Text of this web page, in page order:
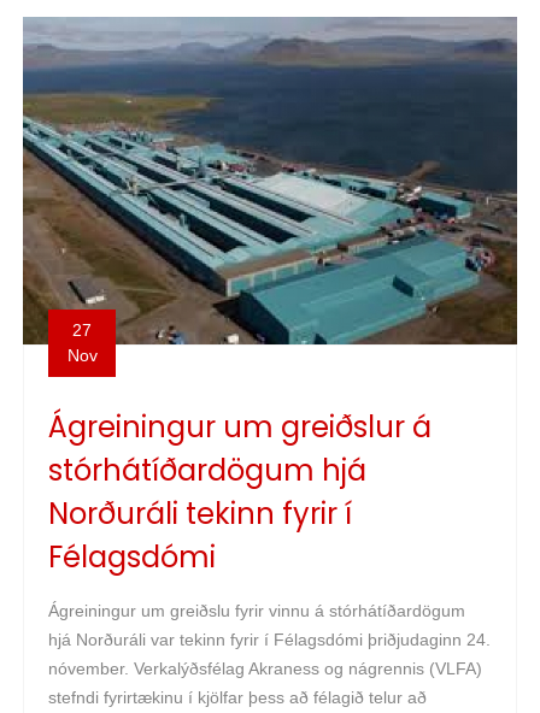
27
Nov
Ágreiningur um greiðslur á
stórhátíðardögum hjá
Norðuráli tekinn fyrir í
Félagsdómi
Ágreiningur um greiðslu fyrir vinnu á stórhátíðardögum
hjá Norðuráli var tekinn fyrir í Félagsdómi þriðjudaginn 24.
nóvember. Verkalýðsfélag Akraness og nágrennis (VLFA)
stefndi fyrirtækinu í kjölfar þess að félagið telur að